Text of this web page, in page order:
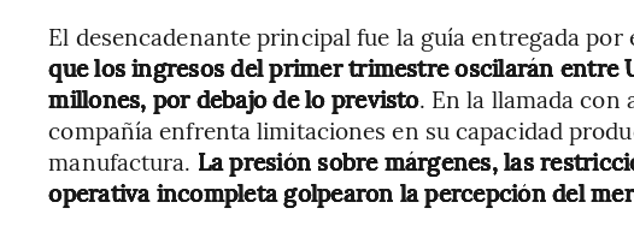
El desencadenante principal fue la guía entregada por
que los ingresos del primer trimestre oscilarán entre
millones, por debajo de lo previsto. En la llamada con
compañía enfrenta limitaciones en su capacidad
manufactura. La presión sobre márgenes, las
operativa incompleta golpearon la percepción del